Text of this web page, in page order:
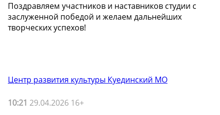
Поздравляем участников и наставников студии с
заслуженной победой и желаем дальнейших
творческих успехов!
Центр развития культуры Куединский МО
10:21 29.04.2026 16+